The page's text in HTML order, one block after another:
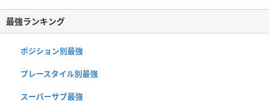
最強ランキング
ポジション別最強
プレースタイル別最強
スーパーサブ最強